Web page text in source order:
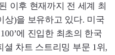
이후 현재까지 전 세계 최
상)을 보유하고 있다. 미국
에 진입한 최초의 한국
차트 스트리밍 부문 1위,